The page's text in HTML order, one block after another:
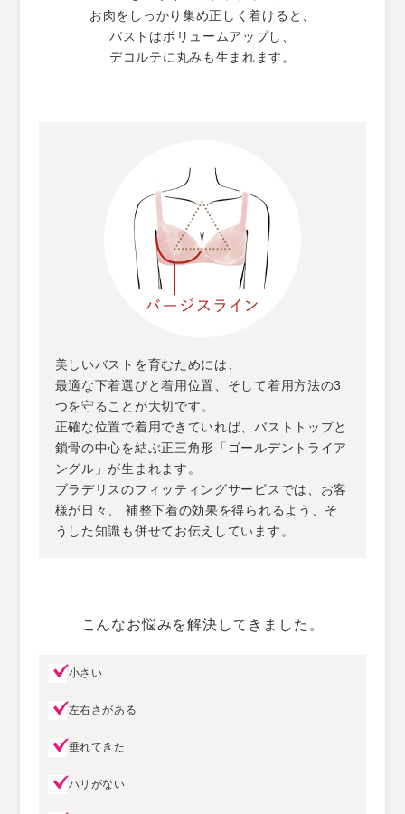
お肉をしっかり集め正しく着けると、
バストはボリュームアップし、
デコルテに丸みも生まれます。
美しいバストを育むためには、
最適な下着選びと着用位置、そして着用方法の3
つを守ることが大切です。
正確な位置で着用できていれば、バストトップと
鎖骨の中心を結ぶ正三角形「ゴールデントライア
ングル」が生まれます。
ブラデリスのフィッティングサービスでは、お客
様が日々、
補整下着の効果を得られるよう、そ
うした知識も併せてお伝えしています。
こんなお悩みを解決してきました。
小さい
左右さがある
垂れてきた
ハリがない